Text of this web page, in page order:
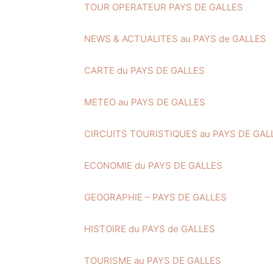
TOUR OPERATEUR PAYS DE GALLES
NEWS & ACTUALITES au PAYS de GALLES
CARTE du PAYS DE GALLES
METEO au PAYS DE GALLES
CIRCUITS TOURISTIQUES au PAYS DE
ECONOMIE du PAYS DE GALLES
GEOGRAPHIE – PAYS DE GALLES
HISTOIRE du PAYS de GALLES
TOURISME au PAYS DE GALLES